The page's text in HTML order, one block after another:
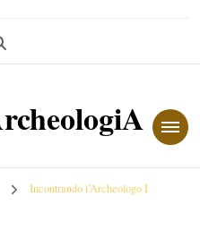
Incontrando l’Archeologo I